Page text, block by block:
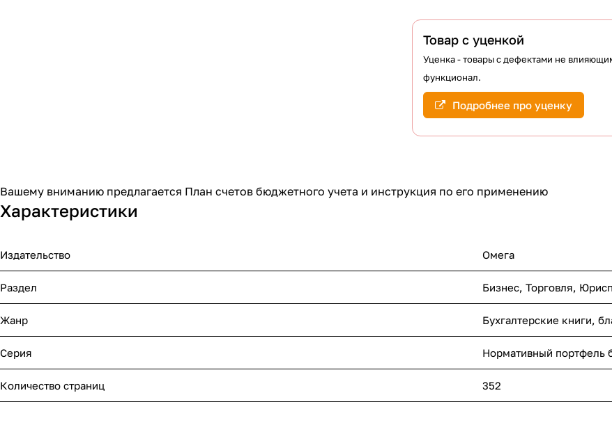
Товар с уценкой
Уценка - товары с дефектами не
функционал.
Подробнее про уценку
Вашему вниманию предлагается План счетов бюджетного учета и инструкция по его применению
Характеристики
Издательство Омега
Раздел Бизнес, Торговля,
Жанр Бухгалтерские книги,
Серия Нормативный портфель
Количество страниц 352